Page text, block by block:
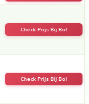
Check Prijs Bij Bol
Check Prijs Bij Bol